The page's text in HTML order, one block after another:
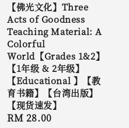
【佛光文化】Three
Acts of Goodness
Teaching Material: A
Colorful
World【Grades 1&2】
【1年级 & 2年级】
【Educational 】【教
育书籍】【台湾出版】
【现货速发】
Regular
RM 28.00